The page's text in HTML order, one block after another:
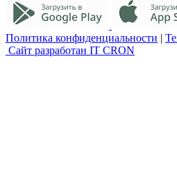
Политика конфиденциальности |
Сайт разработан IT CRON